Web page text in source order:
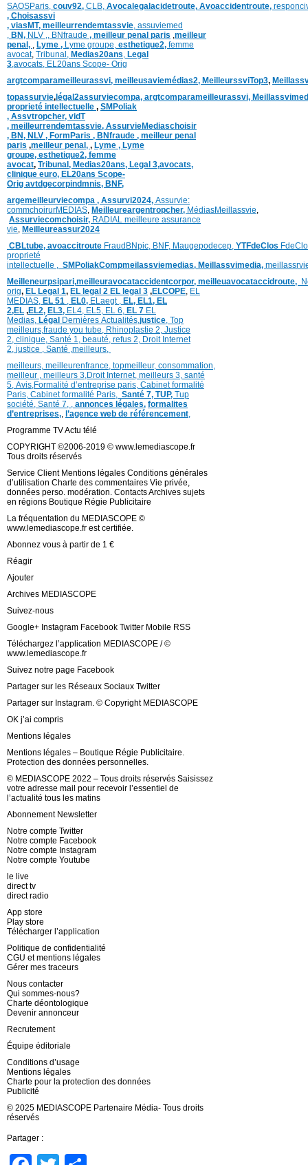
SAOSParis, couv92, CLB, Avocalegalacidetroute, Avoaccidentroute,
, Choisassvi
, viasMT, meilleurrendemtassvie, assuviemed
, BN, NLV ,, BNfraude , meilleur penal paris ,meilleur
penal, , Lyme , Lyme groupe, esthetique2, femme
avocat, Tribunal, Medias20ans, Legal
3,avocats, EL20ans Scope- Orig
argtcomparameilleurassvi, meilleusaviemédias2, MeilleurssviTop3,
topassurvie, légal2assurviecompa, argtcomparameilleurassvi,
proprieté intellectuelle , SMPoliak
, Assvtropcher, vidT
, meilleurrendemtassvie, AssurvieMediaschoisir
, BN, NLV , FormParis , BNfraude , meilleur penal
paris ,meilleur penal, , Lyme , Lyme
groupe, esthetique2, femme
avocat, Tribunal, Medias20ans, Legal 3,avocats,
clinique euro, EL20ans Scope-
Orig avtdgecorpindmnis, BNF,
argemeilleurviecompa , Assurvi2024, Assurvie:
commchoirurMEDIAS, Meilleureargentropcher, MédiasMeillassvie,
Assurviecomchoisir, RADIAL meilleure assurance
vie, Meilleureassur2024
CBLtube, avoaccitroute FraudBNpic, BNF, Maugepodecep, YTFdeClos
proprieté
intellectuelle , SMPoliakCompmeilassviemedias, Meillassvimedia,
Meilleneurpsipari,meilleuravocataccidentcorpor, meilleuavocataccidroute,
orig, EL Legal 1, EL legal 2 EL legal 3 ,ELCOPE, EL
MEDIAS, EL 51 , EL0, ELaegt , EL, EL1, EL
2,EL ,EL2, EL3, EL4, EL5, EL 6, EL 7 EL
Medias, Légal Dernières Actualités,justice, Top
meilleurs,fraude you tube, Rhinoplastie 2, Justice
2, clinique, Santé 1, beauté, refus 2, Droit Internet
2, justice , Santé ,meilleurs,
meilleurs, meilleurenfrance, topmeilleur, consommation,
meilleur , meilleurs 3,Droit Internet, meilleurs 3, santé
5, Avis,Formalité d’entreprise paris, Cabinet formalité
Paris, Cabinet formalité Paris, Santé 7, TUP, Tup
société, Santé 7, , annonces légales, formalites
d’entreprises,, l’agence web de référencement,
Programme TV Actu télé
COPYRIGHT ©2006-2019 © www.lemediascope.fr
Tous droits réservés
Service Client Mentions légales Conditions générales
d’utilisation Charte des commentaires Vie privée,
données perso. modération. Contacts Archives sujets
en régions Boutique Régie Publicitaire
La fréquentation du MEDIASCOPE ©
www.lemediascope.fr est certifiée.
Abonnez vous à partir de 1 €
Réagir
Ajouter
Archives MEDIASCOPE
Suivez-nous
Google+ Instagram Facebook Twitter Mobile RSS
Téléchargez l’application MEDIASCOPE / ©
www.lemediascope.fr
Suivez notre page Facebook
Partager sur les Réseaux Sociaux Twitter
Partager sur Instagram. © Copyright MEDIASCOPE
OK j’ai compris
Mentions légales
Mentions légales – Boutique Régie Publicitaire.
Protection des données personnelles.
© MEDIASCOPE 2022 – Tous droits réservés Saisissez
votre adresse mail pour recevoir l’essentiel de
l’actualité tous les matins
Abonnement Newsletter
Notre compte Twitter
Notre compte Facebook
Notre compte Instagram
Notre compte Youtube
le live
direct tv
direct radio
App store
Play store
Télécharger l’application
Politique de confidentialité
CGU et mentions légales
Gérer mes traceurs
Nous contacter
Qui sommes-nous?
Charte déontologique
Devenir annonceur
Recrutement
Équipe éditoriale
Conditions d’usage
Mentions légales
Charte pour la protection des données
Publicité
© 2025 MEDIASCOPE Partenaire Média- Tous droits
réservés
Partager :